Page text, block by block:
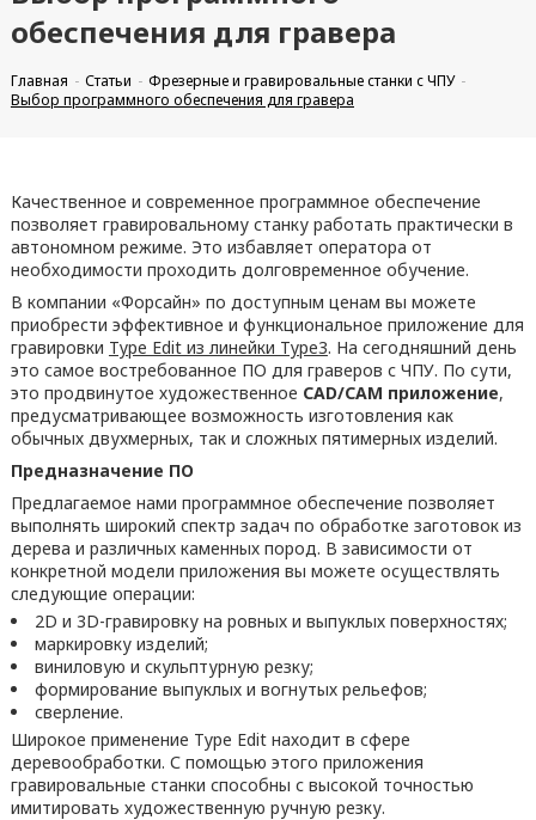
обеспечения для гравера
Главная Статьи
Фрезерные и гравировальные станки с ЧПУ
Выбор программного обеспечения для гравера
Качественное и современное программное обеспечение
позволяет гравировальному станку работать практически в
автономном режиме. Это избавляет оператора от
необходимости проходить долговременное обучение.
В компании «Форсайн» по доступным ценам вы можете
приобрести эффективное и функциональное приложение для
гравировки Type Edit из линейки Type3. На сегодняшний день
это самое востребованное ПО для граверов с ЧПУ. По сути,
это продвинутое художественное CAD/CAM приложение,
предусматривающее возможность изготовления как
обычных двухмерных, так и сложных пятимерных изделий.
Предназначение ПО
Предлагаемое нами программное обеспечение позволяет
выполнять широкий спектр задач по обработке заготовок из
дерева и различных каменных пород. В зависимости от
конкретной модели приложения вы можете осуществлять
следующие операции:
2D и 3D-гравировку на ровных и выпуклых поверхностях;
маркировку изделий;
виниловую и скульптурную резку;
формирование выпуклых и вогнутых рельефов;
сверление.
Широкое применение Type Edit находит в сфере
деревообработки. С помощью этого приложения
гравировальные станки способны с высокой точностью
имитировать художественную ручную резку.